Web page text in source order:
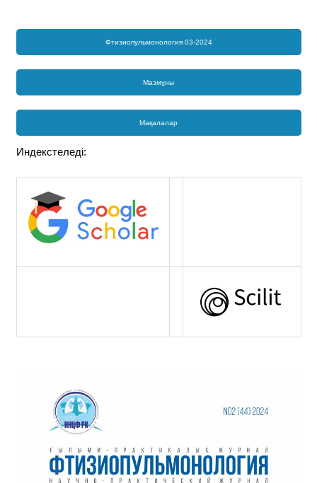
Фтизиопульмонология 03-2024
Мазмұны
Мақалалар
Индекстеледі: